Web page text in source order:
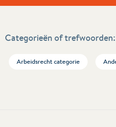
Categorieën of trefwoorden:
Arbeidsrecht categorie